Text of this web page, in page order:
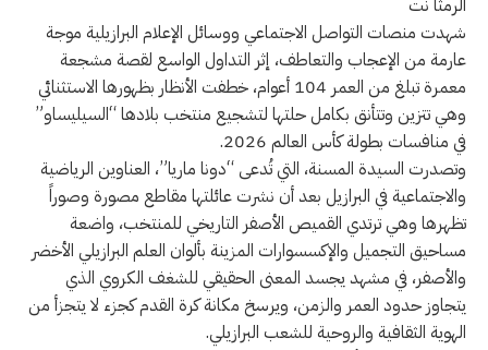
الرمثا نت
شهدت منصات التواصل الاجتماعي ووسائل الإعلام البرازيلية موجة
عارمة من الإعجاب والتعاطف، إثر التداول الواسع لقصة مشجعة
معمرة تبلغ من العمر 104 أعوام، خطفت الأنظار بظهورها الاستثنائي
وهي تتزين وتتأنق بكامل حلتها لتشجيع منتخب بلادها “السيليساو”
في منافسات بطولة كأس العالم 2026.
وتصدرت السيدة المسنة، التي تُدعى “دونا ماريا”، العناوين الرياضية
والاجتماعية في البرازيل بعد أن نشرت عائلتها مقاطع مصورة وصوراً
تظهرها وهي ترتدي القميص الأصفر التاريخي للمنتخب، واضعة
مساحيق التجميل والإكسسوارات المزينة بألوان العلم البرازيلي الأخضر
والأصفر، في مشهد يجسد المعنى الحقيقي للشغف الكروي الذي
يتجاوز حدود العمر والزمن، ويرسخ مكانة كرة القدم كجزء لا يتجزأ من
الهوية الثقافية والروحية للشعب البرازيلي.